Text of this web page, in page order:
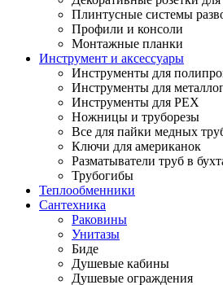
Плинтусные системы
Профили и консоли
Монтажные планки
Инструмент и аксессуары
Инструменты для
Инструменты для
Инструменты для PEX
Ножницы и труборезы
Все для пайки медных
Ключи для американок
Разматыватели труб в
Трубогибы
Теплообменники
Сантехника
Раковины
Унитазы
Биде
Душевые кабины
Душевые ограждения